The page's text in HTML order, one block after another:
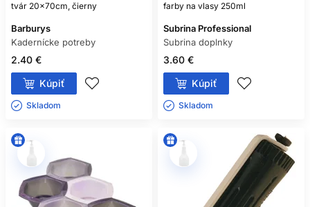
tvár 20x70cm, čierny
Barburys
Kadernícke potreby
2.40 €
Kúpiť
Skladom ㅤ
farby na vlasy 250ml
Subrina Professional
Subrina doplnky
3.60 €
Kúpiť
Skladom ㅤ